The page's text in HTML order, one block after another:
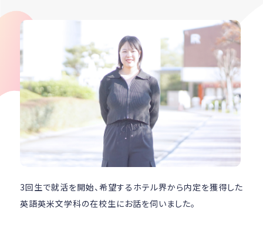
3回生で就活を開始、希望するホテル界から内定を獲得した
英語英米文学科の在校生にお話を伺いました。